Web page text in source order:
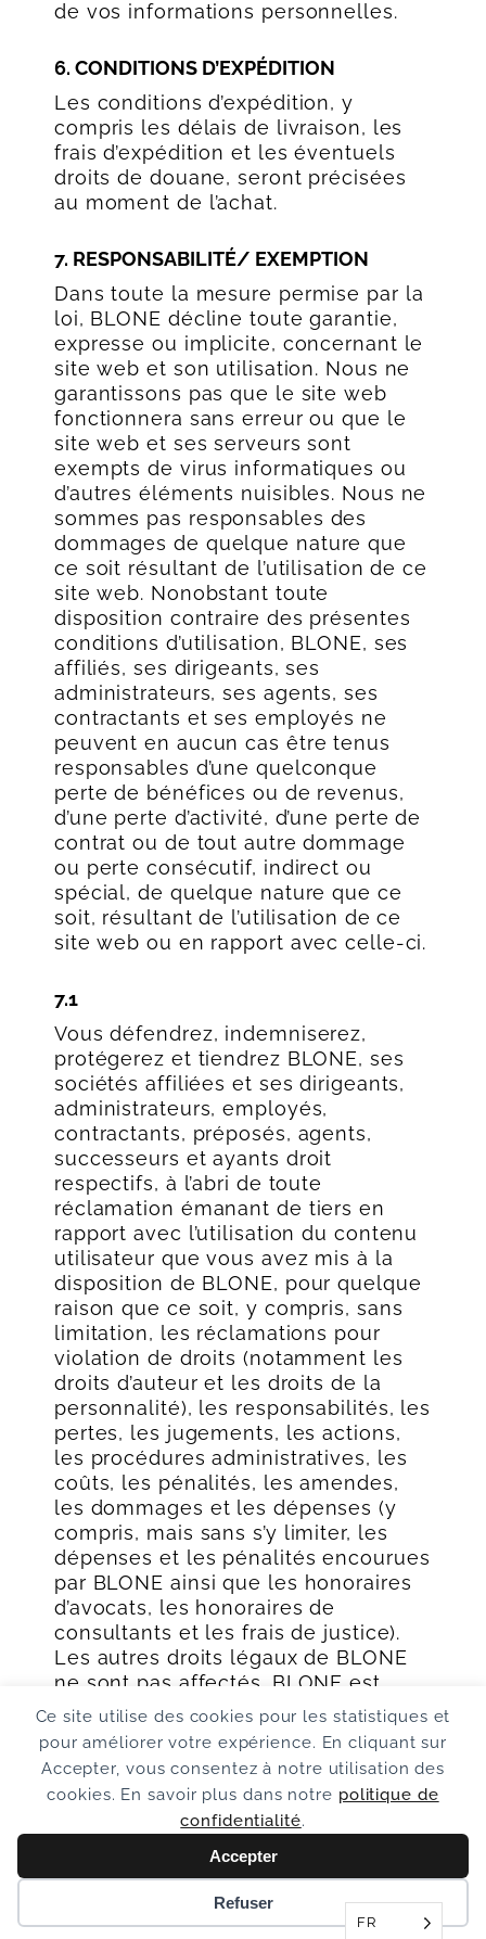
Ce site utilise des cookies pour les statistiques et
pour améliorer votre expérience. En cliquant sur
Accepter, vous consentez à notre utilisation des
cookies. En savoir plus dans notre politique de
confidentialité.
Accepter
Refuser
de vos informations personnelles.
6. CONDITIONS D’EXPÉDITION
Les conditions d’expédition, y
compris les délais de livraison, les
frais d’expédition et les éventuels
droits de douane, seront précisées
au moment de l’achat.
7. RESPONSABILITÉ/ EXEMPTION
Dans toute la mesure permise par la
loi, BLONE décline toute garantie,
expresse ou implicite, concernant le
site web et son utilisation. Nous ne
garantissons pas que le site web
fonctionnera sans erreur ou que le
site web et ses serveurs sont
exempts de virus informatiques ou
d’autres éléments nuisibles. Nous ne
sommes pas responsables des
dommages de quelque nature que
ce soit résultant de l’utilisation de ce
site web. Nonobstant toute
disposition contraire des présentes
conditions d’utilisation, BLONE, ses
affiliés, ses dirigeants, ses
administrateurs, ses agents, ses
contractants et ses employés ne
peuvent en aucun cas être tenus
responsables d’une quelconque
perte de bénéfices ou de revenus,
d’une perte d’activité, d’une perte de
contrat ou de tout autre dommage
ou perte consécutif, indirect ou
spécial, de quelque nature que ce
soit, résultant de l’utilisation de ce
site web ou en rapport avec celle-ci.
7.1
Vous défendrez, indemniserez,
protégerez et tiendrez BLONE, ses
sociétés affiliées et ses dirigeants,
administrateurs, employés,
contractants, préposés, agents,
successeurs et ayants droit
respectifs, à l’abri de toute
réclamation émanant de tiers en
rapport avec l’utilisation du contenu
utilisateur que vous avez mis à la
disposition de BLONE, pour quelque
raison que ce soit, y compris, sans
limitation, les réclamations pour
violation de droits (notamment les
droits d’auteur et les droits de la
personnalité), les responsabilités, les
pertes, les jugements, les actions,
les procédures administratives, les
coûts, les pénalités, les amendes,
les dommages et les dépenses (y
compris, mais sans s’y limiter, les
dépenses et les pénalités encourues
par BLONE ainsi que les honoraires
d’avocats, les honoraires de
consultants et les frais de justice).
Les autres droits légaux de BLONE
ne sont pas affectés. BLONE est
autorisé à prendre lui-même les
mesures appropriées pour se
défendre contre les réclamations de
tiers ou pour faire valoir ses droits.
Vous acceptez d’assister BLONE
dans la résolution judiciaire et
extrajudiciaire de tels litiges avec
des tiers, tandis que BLONE
conserve le droit exclusif de plaider
et le droit de conclure des
FR